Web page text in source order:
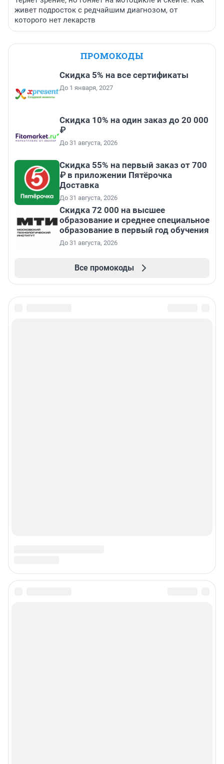
живет подросток с редчайшим диагнозом, от
которого нет лекарств
ПРОМОКОДЫ
Скидка 5% на все сертификаты
До 1 января, 2027
Скидка 10% на один заказ до 20 000
₽
До 31 августа, 2026
Скидка 55% на первый заказ от 700
₽ в приложении Пятёрочка
Доставка
До 31 августа, 2026
Скидка 72 000 на высшее
образование и среднее специальное
образование в первый год обучения
До 31 августа, 2026
Все промокоды